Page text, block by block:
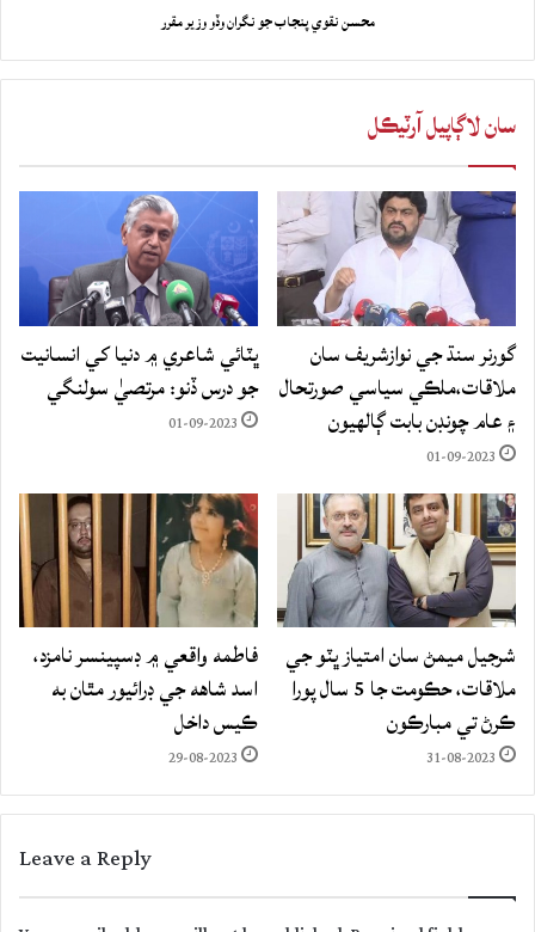
محسن نقوي پنجاب جو نگران وڏو وزير مقرر
سان لاڳاپيل آرٽيڪل
گورنر سنڌ جي نوازشريف سان
ملاقات،ملڪي سياسي صورتحال
۽ عام چونڊن بابت ڳالهيون
01-09-2023
ڀٽائي شاعري ۾ دنيا کي انسانيت
جو درس ڏنو: مرتصيٰ سولنگي
01-09-2023
شرجيل ميمڻ سان امتياز ڀٽو جي
ملاقات، حڪومت جا 5 سال پورا
ڪرڻ تي مبارڪون
31-08-2023
فاطمه واقعي ۾ ڊسپينسر نامزد،
اسد شاهه جي ڊرائيور مٿان به
ڪيس داخل
29-08-2023
Leave a Reply